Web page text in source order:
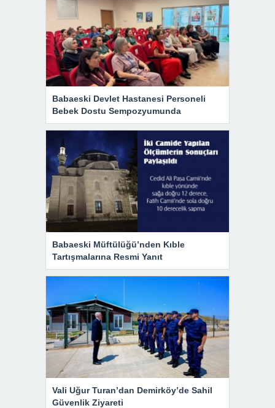
Babaeski Devlet Hastanesi Personeli
Bebek Dostu Sempozyumunda
Babaeski Müftülüğü’nden Kıble
Tartışmalarına Resmi Yanıt
Vali Uğur Turan’dan Demirköy’de Sahil
Güvenlik Ziyareti